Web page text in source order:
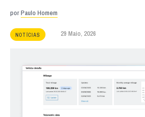
porPaulo Homem
NOTÍCIAS 29 Maio, 2026